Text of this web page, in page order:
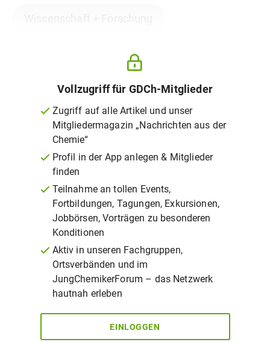
Vollzugriff für GDCh-Mitglieder
Zugriff auf alle Artikel und unser
Mitgliedermagazin „Nachrichten aus der
Chemie“
Profil in der App anlegen & Mitglieder
finden
Teilnahme an tollen Events,
Fortbildungen, Tagungen, Exkursionen,
Jobbörsen, Vorträgen zu besonderen
Konditionen
Aktiv in unseren Fachgruppen,
Ortsverbänden und im
JungChemikerForum – das Netzwerk
hautnah erleben
EINLOGGEN